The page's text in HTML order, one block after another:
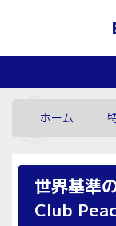
ホーム
世界基準
Club